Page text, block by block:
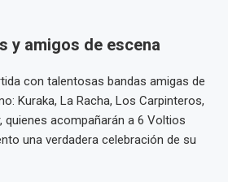
y amigos de escena
con talentosas bandas amigas de
Kuraka, La Racha, Los Carpinteros,
quienes acompañarán a 6 Voltios
una verdadera celebración de su